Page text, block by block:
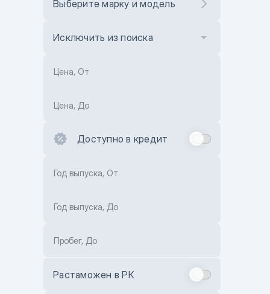
Выберите марку и модель
Исключить из поиска
Цена, От
Цена, До
Доступно в кредит
Год выпуска, От
Год выпуска, До
Пробег, До
Растаможен в РК